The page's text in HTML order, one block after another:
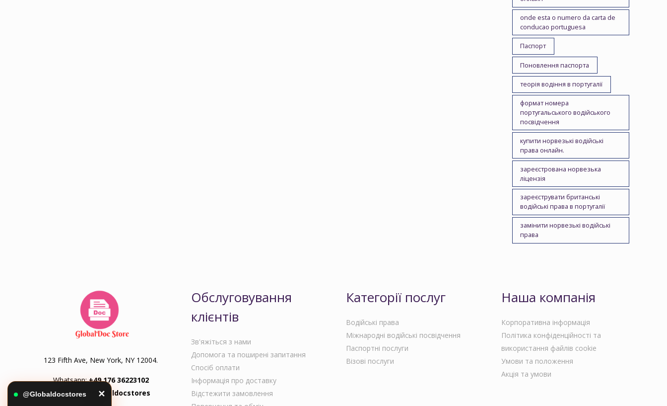
onde esta o numero da carta de
conducao portuguesa
Паспорт
Поновлення паспорта
теорія водіння в португалії
формат номера
португальського водійського
посвідчення
купити норвезькі водійські
права онлайн.
зареєстрована норвезька
ліцензія
зареєструвати британські
водійські права в португалії
замінити норвезькі водійські
права
123 Fifth Ave, New York, NY 12004.
Whatsapp:+49 176 36223102
Telegram:@Globaldocstores
Обслуговування
клієнтів
Зв'яжіться з нами
Допомога та поширені запитання
Спосіб оплати
Інформація про доставку
Відстежити замовлення
Категорії послуг
Водійські права
Міжнародні водійські посвідчення
Паспортні послуги
Візові послуги
Наша компанія
Корпоративна інформація
Політика конфіденційності та
використання файлів cookie
Умови та положення
Акція та умови
@Globaldocstores ✕